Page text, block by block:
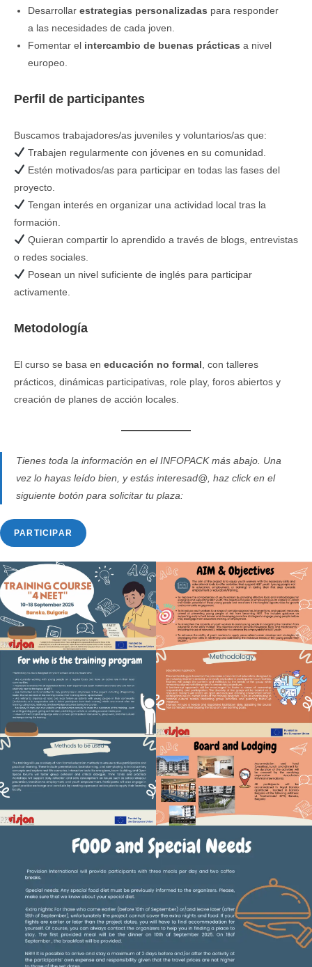
Desarrollar estrategias personalizadas para responder
a las necesidades de cada joven.
Fomentar el intercambio de buenas prácticas a nivel
europeo.
Perfil de participantes
Buscamos trabajadores/as juveniles y voluntarios/as que:
Trabajen regularmente con jóvenes en su comunidad.
Estén motivados/as para participar en todas las fases del
proyecto.
Tengan interés en organizar una actividad local tras la
formación.
Quieran compartir lo aprendido a través de blogs, entrevistas
o redes sociales.
Posean un nivel suficiente de inglés para participar
activamente.
Metodología
El curso se basa en educación no formal , con talleres
prácticos, dinámicas participativas, role play, foros abiertos y
creación de planes de acción locales.
Tienes toda la información en el INFOPACK más abajo. Una
vez lo hayas leído bien, y estás interesad@, haz click en el
siguiente botón para solicitar tu plaza:
PARTICIPAR